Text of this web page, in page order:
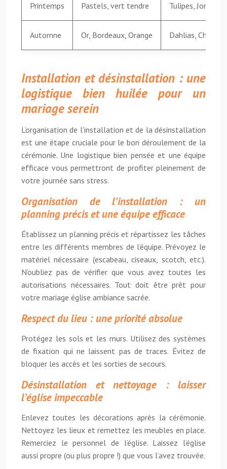
Printemps Pastels, vert tendre Tulipes,
Automne Or, Bordeaux, Orange Dahlias,
Installation et désinstallation : une
logistique bien huilée pour un
mariage serein
L’organisation de l’installation et de la désinstallation
est une étape cruciale pour le bon déroulement de la
cérémonie. Une logistique bien pensée et une équipe
efficace vous permettront de profiter pleinement de
votre journée sans stress.
Organisation de l’installation : un
planning précis et une équipe efficace
Établissez un planning précis et répartissez les tâches
entre les différents membres de l’équipe. Prévoyez le
matériel nécessaire (escabeau, ciseaux, scotch, etc.).
N’oubliez pas de vérifier que vous avez toutes les
autorisations nécessaires. Tout doit être prêt pour
votre mariage église ambiance sacrée.
Respect du lieu : une priorité absolue
Protégez les sols et les murs. Utilisez des systèmes
de fixation qui ne laissent pas de traces. Évitez de
bloquer les accès et les sorties de secours.
Désinstallation et nettoyage : laisser
l’église impeccable
Enlevez toutes les décorations après la cérémonie.
Nettoyez les lieux et remettez les meubles en place.
Remerciez le personnel de l’église. Laissez l’église
aussi propre (ou plus propre !) que vous l’avez trouvée.